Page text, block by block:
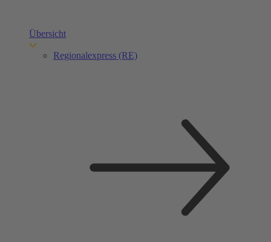
Übersicht
Regionalexpress (RE)